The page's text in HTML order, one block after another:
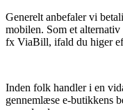
Generelt anbefaler vi
mobilen. Som et
fx ViaBill, ifald du higer
Inden folk handler i en
gennemlæse e-butikkens